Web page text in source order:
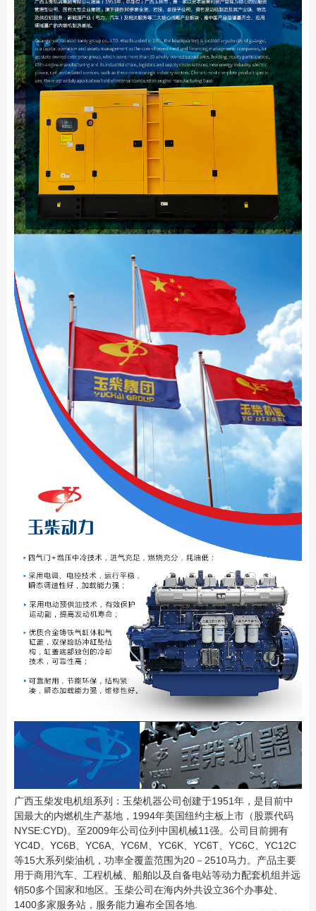
广西玉柴发电机组系列：玉柴机器公司创建于1951年，是目前中
国最大的内燃机生产基地，1994年美国纽约主板上市（股票代码
NYSE:CYD)。至2009年公司位列中国机械11强。公司目前拥有
YC4D、YC6B、 YC6A、YC6M、YC6K、YC6T、YC6C、YC12C
等15大系列柴油机，功率全覆盖范围为20－2510马力。产品主要
用于商用汽车、工程机械、船舶以及自备电站等动力配套机组并远
销50多个国家和地区。玉柴公司在海内外共设立36个办事处、
1400多家服务站，服务能力遍布全国各地.